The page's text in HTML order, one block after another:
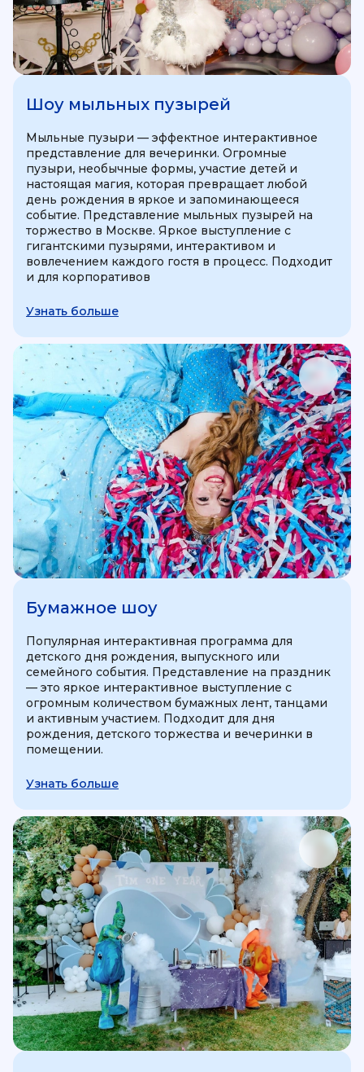
Шоу мыльных пузырей
Мыльные пузыри — эффектное интерактивное
представление для вечеринки. Огромные
пузыри, необычные формы, участие детей и
настоящая магия, которая превращает любой
день рождения в яркое и запоминающееся
событие. Представление мыльных пузырей на
торжество в Москве. Яркое выступление с
гигантскими пузырями, интерактивом и
вовлечением каждого гостя в процесс. Подходит
и для корпоративов
Узнать больше
Бумажное шоу
Популярная интерактивная программа для
детского дня рождения, выпускного или
семейного события. Представление на праздник
— это яркое интерактивное выступление с
огромным количеством бумажных лент, танцами
и активным участием. Подходит для дня
рождения, детского торжества и вечеринки в
помещении.
Узнать больше